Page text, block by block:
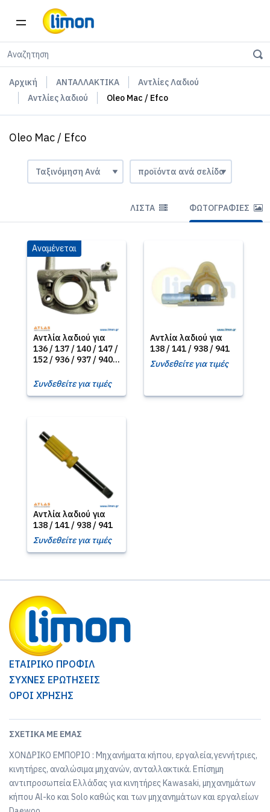
Αρχική ΑΝΤΑΛΛΑΚΤΙΚΑ
Αντλίες Λαδιού
Αντλίες λαδιού
Oleo Mac / Efco
Oleo Mac / Efco
ΛΊΣΤΑ ΦΩΤΟΓΡΑΦΊΕΣ
Αντλία λαδιού για
136 / 137 / 140 / 147 /
152 / 936 / 937 / 940...
Αναμένεται
Συνδεθείτε για τιμές
Αντλία λαδιού για
138 / 141 / 938 / 941
Συνδεθείτε για τιμές
Αντλία λαδιού για
138 / 141 / 938 / 941
Συνδεθείτε για τιμές
ΕΤΑΙΡΙΚΟ ΠΡΟΦΙΛ
ΣΥΧΝΕΣ ΕΡΩΤΗΣΕΙΣ
ΟΡΟΙ ΧΡΗΣΗΣ
ΣΧΕΤΙΚΆ ΜΕ ΕΜΆΣ
ΧΟΝΔΡΙΚΟ ΕΜΠΟΡΙΟ : Μηχανήματα κήπου, εργαλεία,γεννήτριες,
κινητήρες, αναλώσιμα μηχανών, ανταλλακτικά. Επίσημη
αντιπροσωπεία Ελλάδας για κινητήρες Kawasaki, μηχανημάτων
κήπου Al-ko και Solo καθώς και των μηχανημάτων και εργαλείων